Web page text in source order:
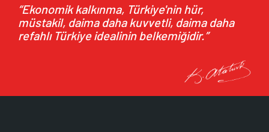
“Ekonomik kalkınma, Türkiye'nin hür,
müstakil, daima daha kuvvetli, daima daha
refahlı Türkiye idealinin belkemiğidir.”